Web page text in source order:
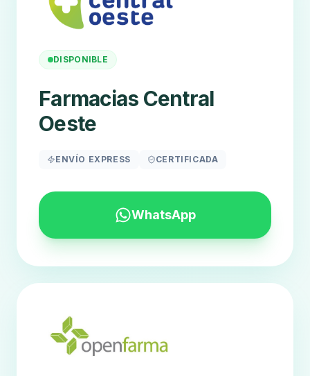
DISPONIBLE
Farmacias Central
Oeste
ENVÍO EXPRESS CERTIFICADA
WhatsApp